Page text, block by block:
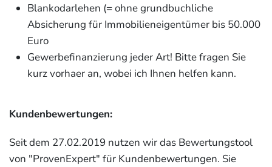
Blankodarlehen (= ohne grundbuchliche
Absicherung für Immobilieneigentümer bis 50.000
Euro
Gewerbefinanzierung jeder Art! Bitte fragen Sie
kurz vorhaer an, wobei ich Ihnen helfen kann.
Kundenbewertungen:
Seit dem 27.02.2019 nutzen wir das Bewertungstool
von "ProvenExpert" für Kundenbewertungen. Sie